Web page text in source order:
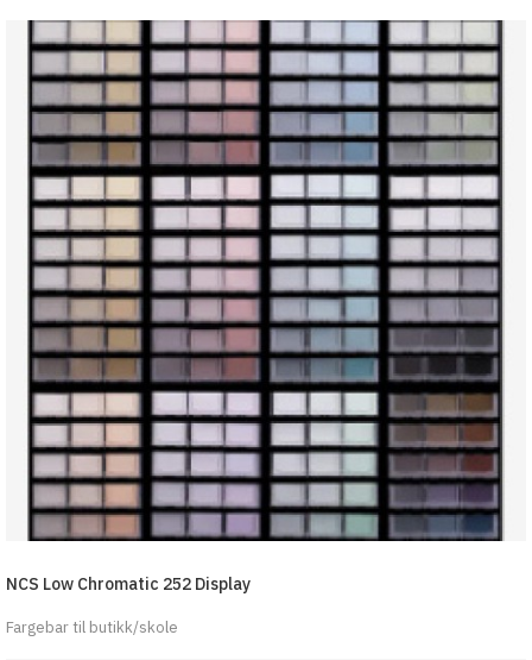
NCS Low Chromatic 252 Display
Fargebar til butikk/skole